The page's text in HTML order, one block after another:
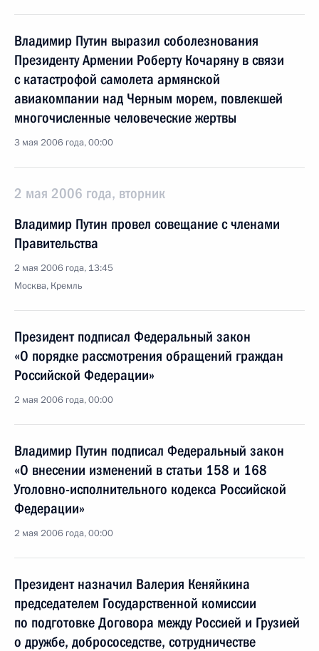
Владимир Путин выразил соболезнования
Президенту Армении Роберту Кочаряну в связи
с катастрофой самолета армянской
авиакомпании над Черным морем, повлекшей
многочисленные человеческие жертвы
3 мая 2006 года, 00:00
2 мая 2006 года, вторник
Владимир Путин провел совещание с членами
Правительства
2 мая 2006 года, 13:45
Москва, Кремль
Президент подписал Федеральный закон
«О порядке рассмотрения обращений граждан
Российской Федерации»
2 мая 2006 года, 00:00
Владимир Путин подписал Федеральный закон
«О внесении изменений в статьи 158 и 168
Уголовно-исполнительного кодекса Российской
Федерации»
2 мая 2006 года, 00:00
Президент назначил Валерия Кеняйкина
председателем Государственной комиссии
по подготовке Договора между Россией и Грузией
о дружбе, добрососедстве, сотрудничестве